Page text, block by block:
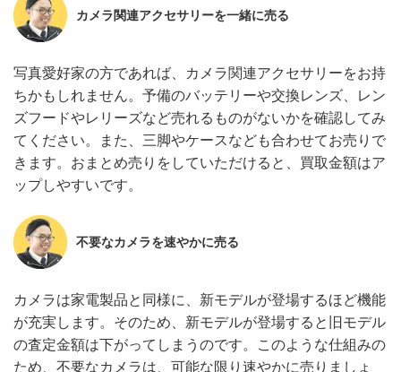
カメラ関連アクセサリーを一緒に売る
写真愛好家の方であれば、カメラ関連アクセサリーをお持
ちかもしれません。予備のバッテリーや交換レンズ、レン
ズフードやレリーズなど売れるものがないかを確認してみ
てください。また、三脚やケースなども合わせてお売りで
きます。おまとめ売りをしていただけると、買取金額はア
ップしやすいです。
不要なカメラを速やかに売る
カメラは家電製品と同様に、新モデルが登場するほど機能
が充実します。そのため、新モデルが登場すると旧モデル
の査定金額は下がってしまうのです。このような仕組みの
ため、不要なカメラは、可能な限り速やかに売りましょ